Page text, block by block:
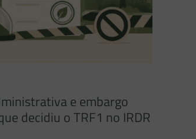
e embargo
decidiu o TRF1 no IRDR